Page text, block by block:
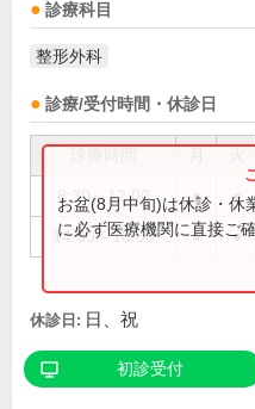
診療科目
整形外科
診療/受付時間・休診日
8:30～12:00 ● ●
14:30～18:00 ● ●
お盆(8月中旬)は休診・休
に必ず医療機関に直接ご
休診日: 日、祝
初診受付